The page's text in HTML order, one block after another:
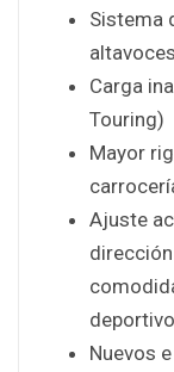
Sistema
Carga
Touring)
Mayor
Ajuste
Nuevos